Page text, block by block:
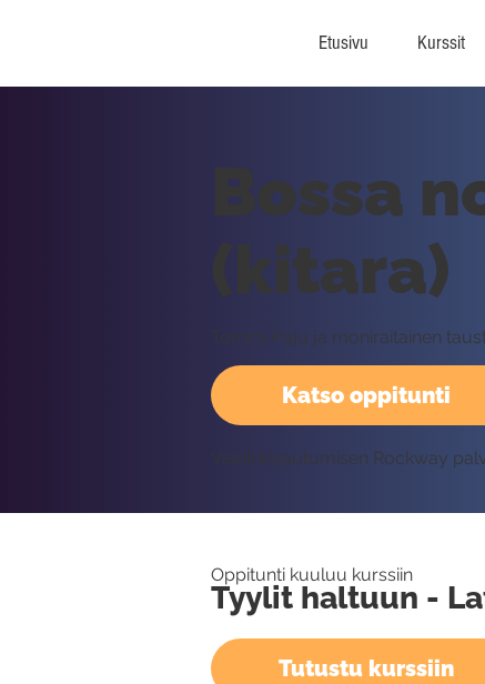
Etusivu Kurssit
Katso oppitunti
Bossa
(kitara)
Tommi Paju ja moniraitainen
Vaatii kirjautumisen Rockway
Oppitunti kuuluu kurssiin
Tyylit haltuun -
Tutustu kurssiin